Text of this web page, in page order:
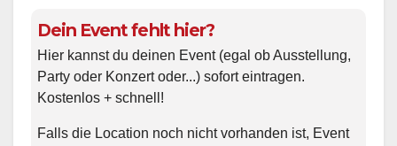
Dein Event fehlt hier?
Hier kannst du deinen Event (egal ob Ausstellung,
Party oder Konzert oder...) sofort eintragen.
Kostenlos + schnell!
Falls die Location noch nicht vorhanden ist, Event